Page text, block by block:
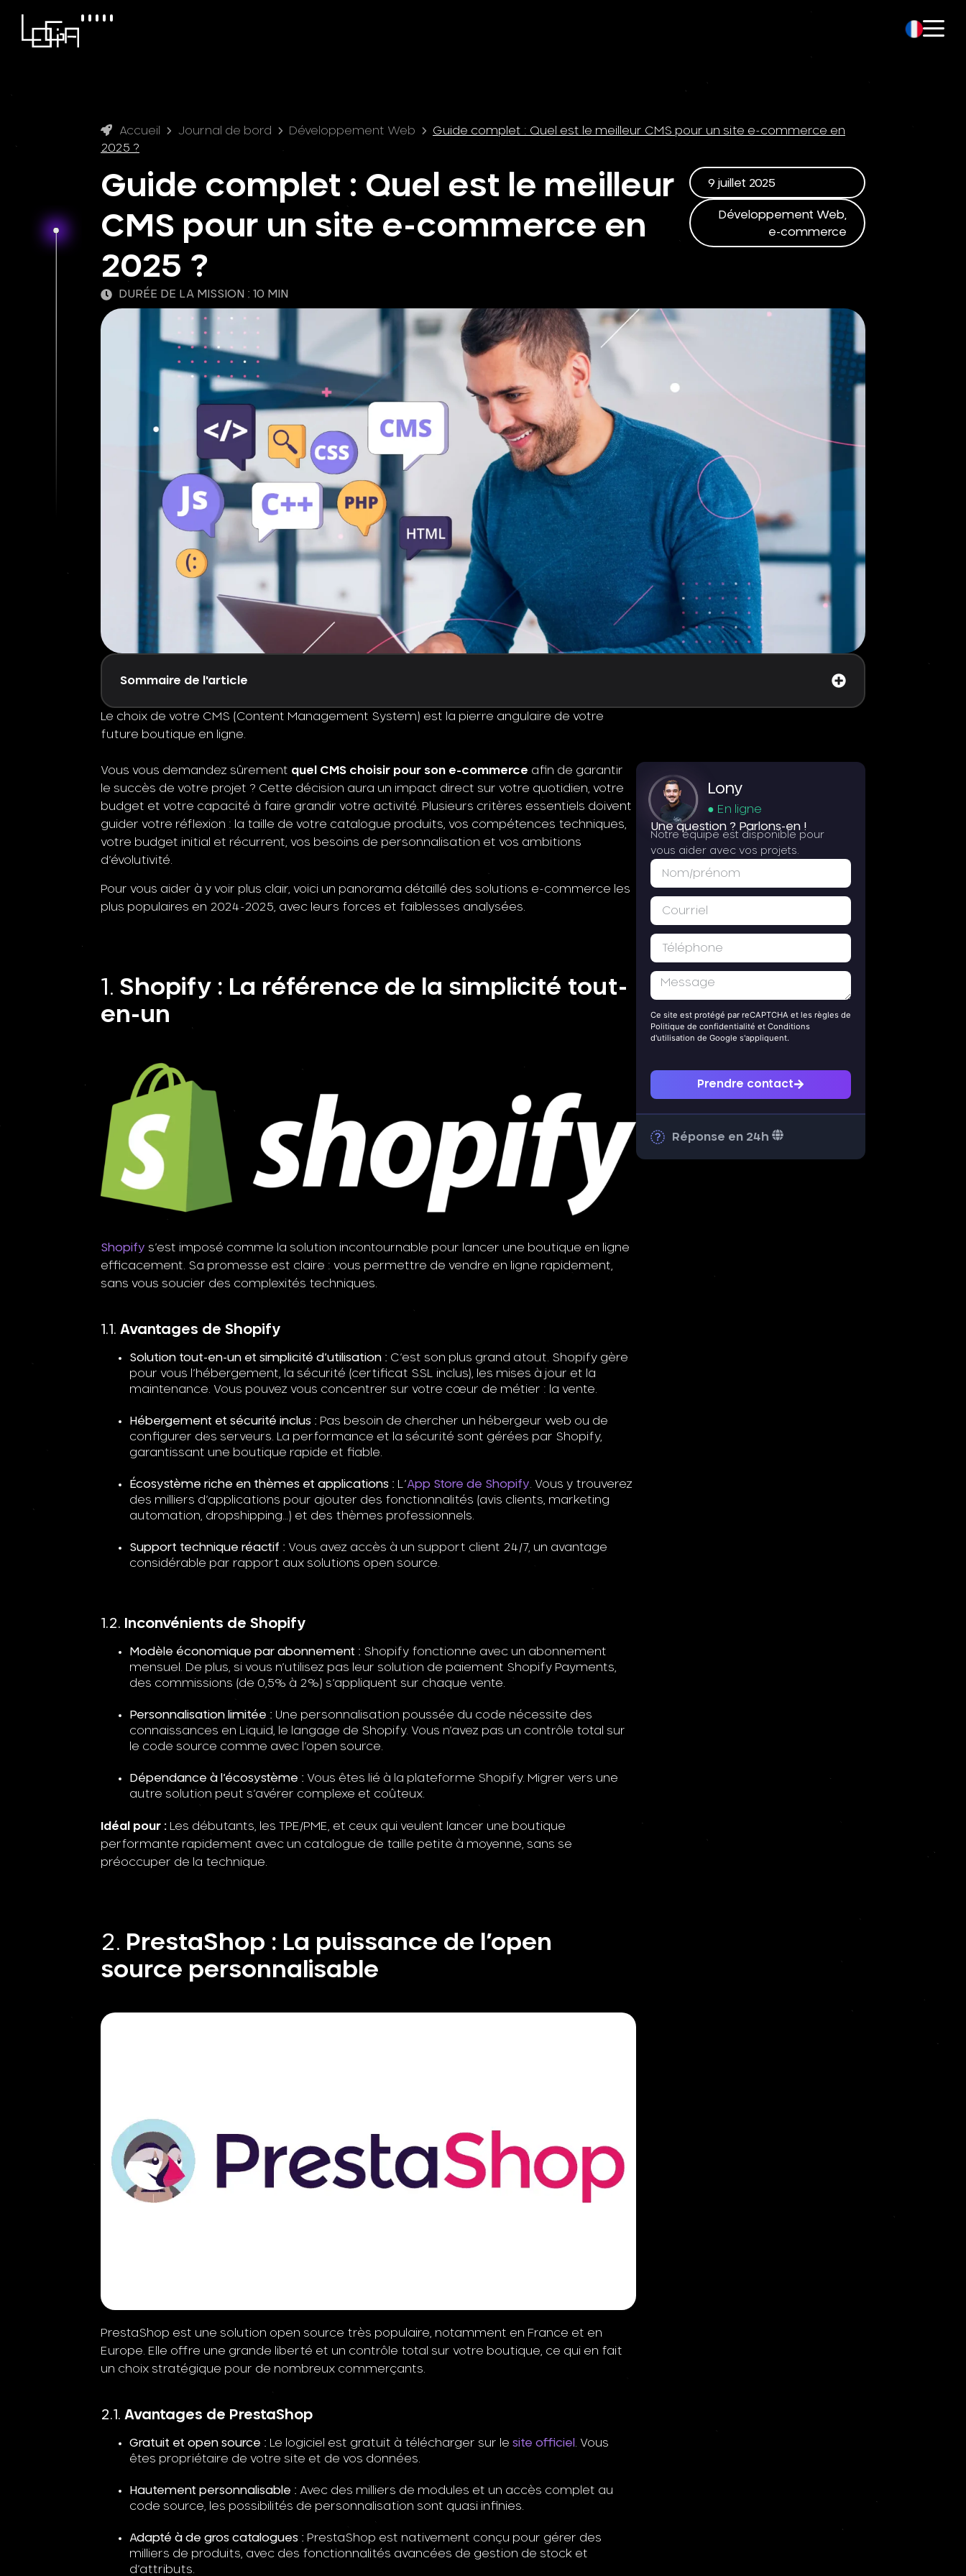
Accueil Journal de bord Développement Web
Guide complet : Quel est le meilleur CMS pour un site e-commerce en
2025 ?
Guide complet : Quel est le meilleur
CMS pour un site e-commerce en
2025 ?
9 juillet 2025
Développement Web,
e-commerce
DURÉE DE LA MISSION : 10 MIN
Sommaire de l'article
Le choix de votre CMS (Content Management System) est la pierre angulaire de votre
future boutique en ligne.
Vous vous demandez sûrement quel CMS choisir pour son e-commerce afin de garantir
le succès de votre projet ? Cette décision aura un impact direct sur votre quotidien, votre
budget et votre capacité à faire grandir votre activité. Plusieurs critères essentiels doivent
guider votre réflexion : la taille de votre catalogue produits, vos compétences techniques,
votre budget initial et récurrent, vos besoins de personnalisation et vos ambitions
d’évolutivité.
Pour vous aider à y voir plus clair, voici un panorama détaillé des solutions e-commerce les
plus populaires en 2024-2025, avec leurs forces et faiblesses analysées.
Shopify : La référence de la simplicité tout-
en-un
Shopify s’est imposé comme la solution incontournable pour lancer une boutique en ligne
efficacement. Sa promesse est claire : vous permettre de vendre en ligne rapidement,
sans vous soucier des complexités techniques.
Avantages de Shopify
Solution tout-en-un et simplicité d’utilisation : C’est son plus grand atout. Shopify gère
pour vous l’hébergement, la sécurité (certificat SSL inclus), les mises à jour et la
maintenance. Vous pouvez vous concentrer sur votre cœur de métier : la vente.
Hébergement et sécurité inclus : Pas besoin de chercher un hébergeur web ou de
configurer des serveurs. La performance et la sécurité sont gérées par Shopify,
garantissant une boutique rapide et fiable.
Écosystème riche en thèmes et applications : L’App Store de Shopify. Vous y trouverez
des milliers d’applications pour ajouter des fonctionnalités (avis clients, marketing
automation, dropshipping…) et des thèmes professionnels.
Support technique réactif : Vous avez accès à un support client 24/7, un avantage
considérable par rapport aux solutions open source.
Inconvénients de Shopify
Modèle économique par abonnement : Shopify fonctionne avec un abonnement
mensuel. De plus, si vous n’utilisez pas leur solution de paiement Shopify Payments,
des commissions (de 0,5% à 2%) s’appliquent sur chaque vente.
Personnalisation limitée : Une personnalisation poussée du code nécessite des
connaissances en Liquid, le langage de Shopify. Vous n’avez pas un contrôle total sur
le code source comme avec l’open source.
Dépendance à l’écosystème : Vous êtes lié à la plateforme Shopify. Migrer vers une
autre solution peut s’avérer complexe et coûteux.
Idéal pour : Les débutants, les TPE/PME, et ceux qui veulent lancer une boutique
performante rapidement avec un catalogue de taille petite à moyenne, sans se
préoccuper de la technique.
PrestaShop : La puissance de l’open
source personnalisable
PrestaShop est une solution open source très populaire, notamment en France et en
Europe. Elle offre une grande liberté et un contrôle total sur votre boutique, ce qui en fait
un choix stratégique pour de nombreux commerçants.
Avantages de PrestaShop
Gratuit et open source : Le logiciel est gratuit à télécharger sur le site officiel
. Vous
êtes propriétaire de votre site et de vos données.
Hautement personnalisable : Avec des milliers de modules et un accès complet au
code source, les possibilités de personnalisation sont quasi infinies.
Adapté à de gros catalogues : PrestaShop est nativement conçu pour gérer des
milliers de produits, avec des fonctionnalités avancées de gestion de stock et
d’attributs.
Lony
● En ligne
Une question ? Parlons-en !
Notre équipe est disponible pour
vous aider avec vos projets.
Ce site est protégé par reCAPTCHA et les règles de
Politique de confidentialité et Conditions
d'utilisation de Google s'appliquent.
Prendre contact
Réponse en 24h